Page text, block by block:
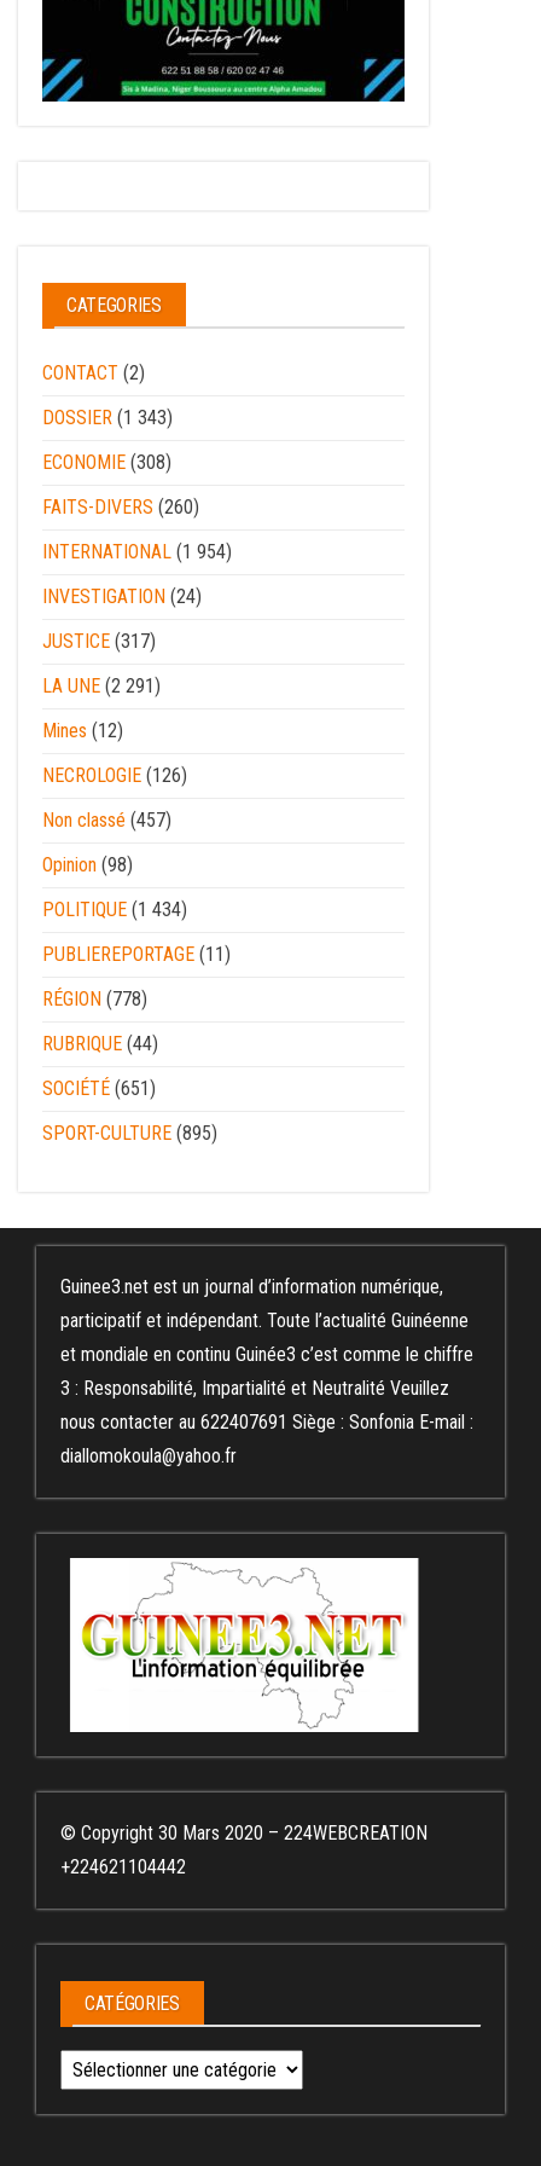
CATEGORIES
CONTACT (2)
DOSSIER (1 343)
ECONOMIE (308)
FAITS-DIVERS (260)
INTERNATIONAL (1 954)
INVESTIGATION (24)
JUSTICE (317)
LA UNE (2 291)
Mines (12)
NECROLOGIE (126)
Non classé (457)
Opinion (98)
POLITIQUE (1 434)
PUBLIEREPORTAGE (11)
RÉGION (778)
RUBRIQUE (44)
SOCIÉTÉ (651)
SPORT-CULTURE (895)
Guinee3.net est un journal d’information numérique,
participatif et indépendant. Toute l’actualité Guinéenne
et mondiale en continu Guinée3 c’est comme le chiffre
3 : Responsabilité, Impartialité et Neutralité Veuillez
nous contacter au 622407691 Siège : Sonfonia E-mail :
diallomokoula@yahoo.fr
© Copyright 30 Mars 2020 – 224WEBCREATION
+224621104442
CATÉGORIES
Catégories